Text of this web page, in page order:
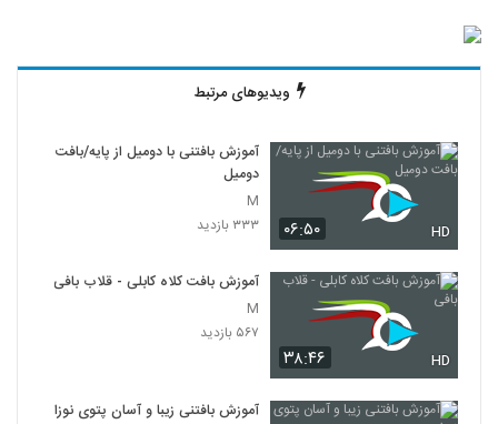
ویدیوهای مرتبط
۰۶:۵۰ HD
آموزش بافتنی با دومیل از پایه/بافت
دومیل
M
۳۳۳ بازدید
۳۸:۴۶ HD
آموزش بافت کلاه کابلی - قلاب بافی
M
۵۶۷ بازدید
آموزش بافتنی زیبا و آسان پتوی نوزاد